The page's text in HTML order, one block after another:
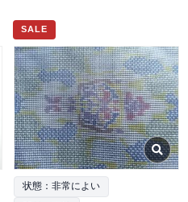
SALE
状態：非常によい